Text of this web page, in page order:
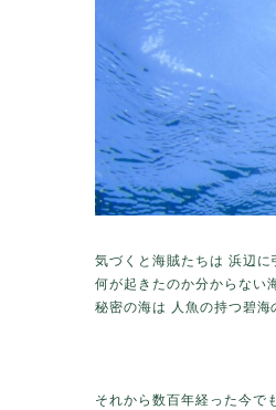
気づくと海賊たちは 浜辺に
何が起きたのか分からない
秘密の海は 人魚の持つ碧海
それから数百年経った今で